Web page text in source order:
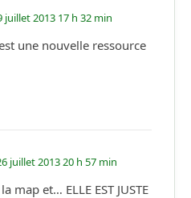
juillet 2013 17 h 32 min
une nouvelle ressource
juillet 2013 20 h 57 min
map et… ELLE EST JUSTE